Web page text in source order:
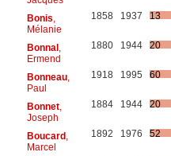
Bonis
Mélanie
1858 1937 13
Bonnal,
Ermend
1880 1944 20
Bonneau,
Paul
1918 1995 60
Bonnet,
Joseph
1884 1944 20
Boucard,
Marcel
1892 1976 52